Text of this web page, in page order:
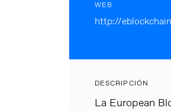
WEB
http://
DESCRIPCIÓN
La European